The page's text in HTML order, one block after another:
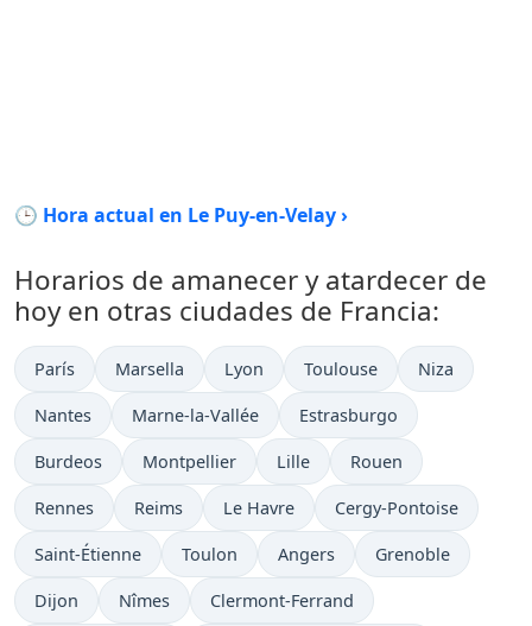
🕒 Hora actual en Le Puy-en-Velay ›
Horarios de amanecer y atardecer de
hoy en otras ciudades de Francia:
París Marsella Lyon Toulouse Niza
Nantes Marne-la-Vallée Estrasburgo
Burdeos Montpellier Lille Rouen
Rennes Reims Le Havre Cergy-Pontoise
Saint-Étienne Toulon Angers Grenoble
Dijon Nîmes Clermont-Ferrand